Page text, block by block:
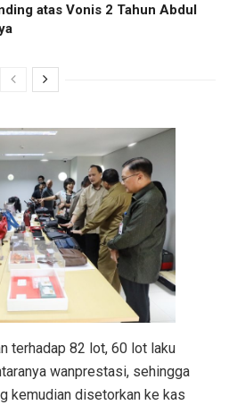
atas Vonis 2 Tahun Abdul
terhadap 82 lot, 60 lot laku
wanprestasi, sehingga
kemudian disetorkan ke kas